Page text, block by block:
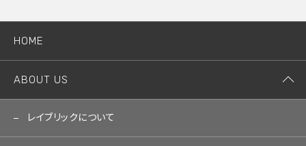
HOME
ABOUT US
レイブリックについて